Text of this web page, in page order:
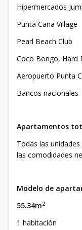
Hipermercados
Punta Cana Village
Pearl Beach Club
Coco Bongo, Hard
Aeropuerto Punta
Bancos nacionales
Apartamentos
Todas las
las comodidades
Modelo de
55.34m2
1 habitación